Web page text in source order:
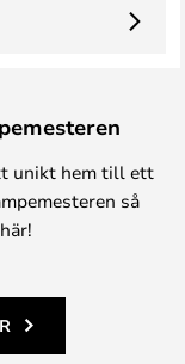
unikt hem till ett
så